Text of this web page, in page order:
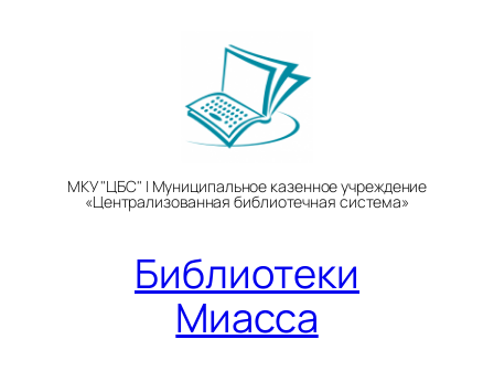
МКУ "ЦБС" | Муниципальное казенное учреждение
«Централизованная библиотечная система»
Библиотеки
Миасса